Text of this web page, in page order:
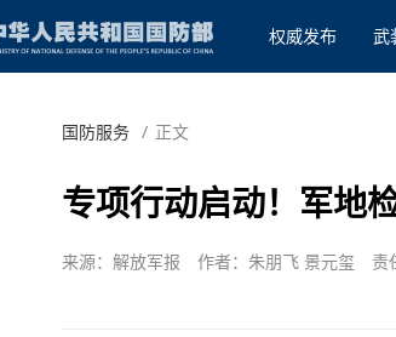
权威发布 武
国防服务 / 正文
专项行动启动！军地
来源：解放军报 作者：朱朋飞 景元玺 责